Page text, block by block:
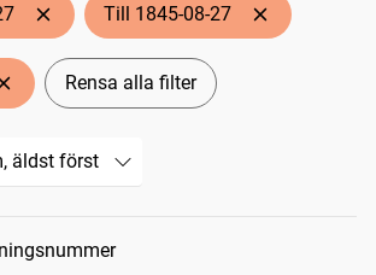
Till 1845-08-27
Rensa alla filter